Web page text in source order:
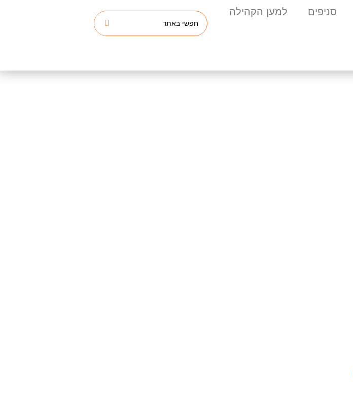
סניפים למען הקהילה